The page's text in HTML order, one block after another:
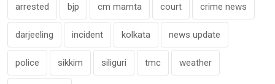
arrested bjp cm mamta court crime news
darjeeling incident kolkata news update
police sikkim siliguri tmc weather